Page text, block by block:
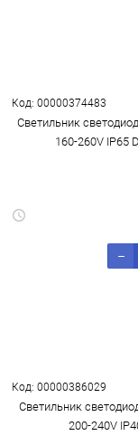
Код: 00000374483
Светильник
160-260V
Код: 00000386029
Светильник
200-240V